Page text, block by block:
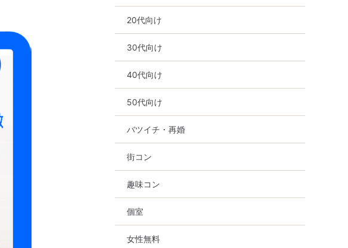
20代向け
30代向け
40代向け
50代向け
バツイチ・再婚
街コン
趣味コン
個室
女性無料